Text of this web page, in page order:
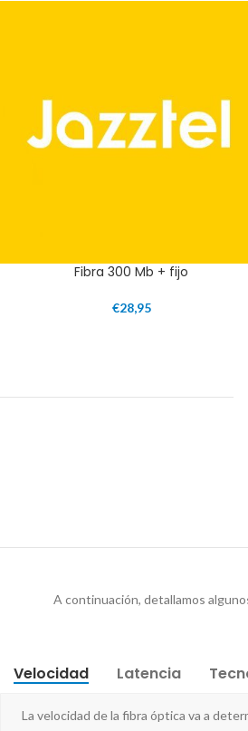
Fibra 300 Mb + fijo
€28,95
A continuación, detallamos
Velocidad Latencia
La velocidad de la fibra óptica va a